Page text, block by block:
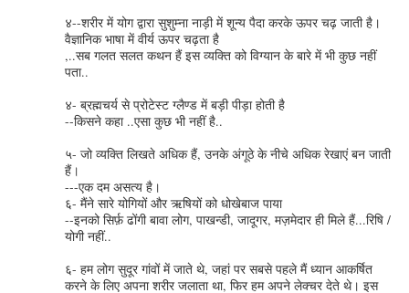
४--शरीर में योग द्वारा सुशुम्‍ना नाड़ी में शून्‍य पैदा करके ऊपर चढ़ जाती है।
वैज्ञानिक भाषा में वीर्य ऊपर चढ़ता है
,..सब गलत सलत कथन हैं इस व्यक्ति को विग्यान के बारे में भी कुछ नहीं
पता..
४- ब्रह्मचर्य से प्रोटेस्‍ट ग्‍लैण्‍ड में बड़ी पीड़ा होती है
--किसने कहा ..एसा कुछ भी नहीं है..
५- जो व्‍यक्ति लिखते अधिक हैं, उनके अंगूठे के नीचे अधिक रेखाएं बन जाती
हैं।
---एक दम असत्य है।
६- मैंने सारे योगियों और ऋषियों को धोखेबाज पाया
--इनको सिर्फ़ ढोंगी बावा लोग, पाखन्डी, जादूगर, मज़मेदार ही मिले हैं...रिषि /
योगी नहीं..
६- हम लोग सुदूर गांवों में जाते थे, जहां पर सबसे पहले मैं ध्‍यान आकर्षित
करने के लिए अपना शरीर जलाता था, फिर हम अपने लेक्‍चर देते थे। इस